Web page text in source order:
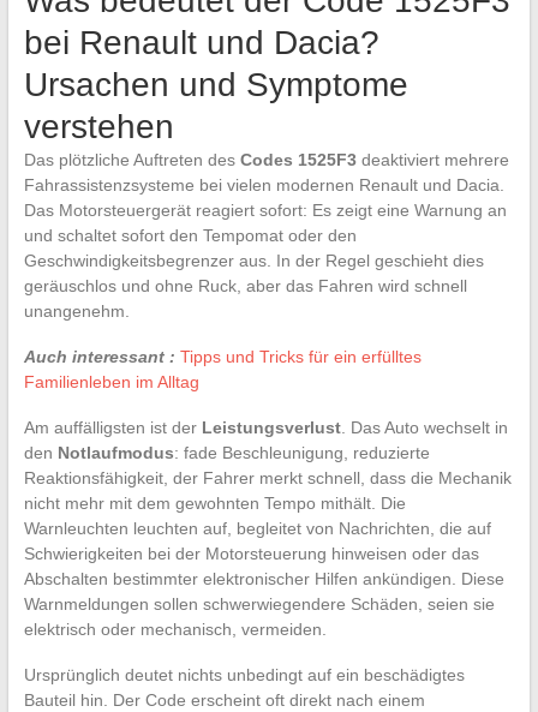
bei Renault und Dacia?
Ursachen und Symptome
verstehen
Das plötzliche Auftreten des Codes 1525F3deaktiviert mehrere
Fahrassistenzsysteme bei vielen modernen Renault und Dacia.
Das Motorsteuergerät reagiert sofort: Es zeigt eine Warnung an
und schaltet sofort den Tempomat oder den
Geschwindigkeitsbegrenzer aus. In der Regel geschieht dies
geräuschlos und ohne Ruck, aber das Fahren wird schnell
unangenehm.
Auch interessant : Tipps und Tricks für ein erfülltes
Familienleben im Alltag
Am auffälligsten ist der Leistungsverlust. Das Auto wechselt in
den Notlaufmodus: fade Beschleunigung, reduzierte
Reaktionsfähigkeit, der Fahrer merkt schnell, dass die Mechanik
nicht mehr mit dem gewohnten Tempo mithält. Die
Warnleuchten leuchten auf, begleitet von Nachrichten, die auf
Schwierigkeiten bei der Motorsteuerung hinweisen oder das
Abschalten bestimmter elektronischer Hilfen ankündigen. Diese
Warnmeldungen sollen schwerwiegendere Schäden, seien sie
elektrisch oder mechanisch, vermeiden.
Ursprünglich deutet nichts unbedingt auf ein beschädigtes
Bauteil hin. Der Code erscheint oft direkt nach einem